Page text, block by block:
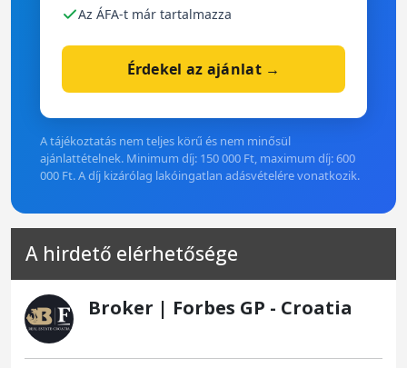
Az ÁFA-t már tartalmazza
Érdekel az ajánlat →
A tájékoztatás nem teljes körű és nem minősül
ajánlattételnek. Minimum díj: 150 000 Ft, maximum díj: 600
000 Ft. A díj kizárólag lakóingatlan adásvételére vonatkozik.
A hirdető elérhetősége
Broker | Forbes GP - Croatia